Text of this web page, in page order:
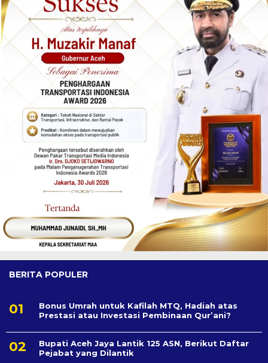
BERITA POPULER
Bonus Umrah untuk Kafilah MTQ, Hadiah atas
Prestasi atau Investasi Pembinaan Qur’ani?
Bupati Aceh Jaya Lantik 125 ASN, Berikut Daftar
Pejabat yang Dilantik